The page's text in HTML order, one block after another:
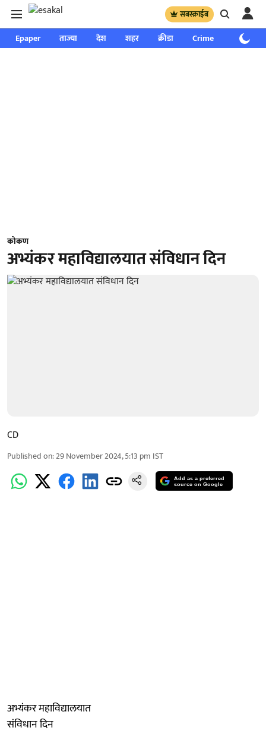
सबस्क्राईब
Epaper ताज्या देश शहर क्रीडा Crime साप्ताहिक
कोकण
अभ्यंकर महाविद्यालयात संविधान दिन
CD
Published on:29 November 2024, 5:13 pm IST
Add as a preferred
source on Google
अभ्यंकर महाविद्यालयात
संविधान दिन